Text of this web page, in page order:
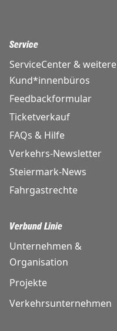
Service
ServiceCenter & weitere
Kund*innenbüros
Feedbackformular
Ticketverkauf
FAQs & Hilfe
Verkehrs-Newsletter
Steiermark-News
Fahrgastrechte
Verbund Linie
Unternehmen &
Organisation
Projekte
Verkehrsunternehmen